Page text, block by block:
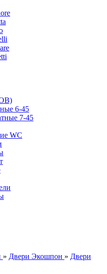
6-45
7-45
WC
» Двери Экошпон » Двери